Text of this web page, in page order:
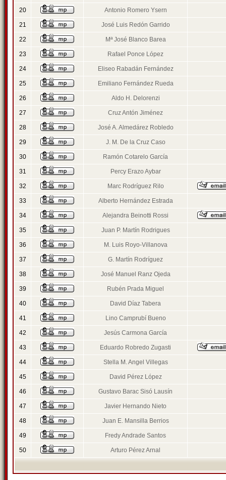
20 Antonio Romero Ysern
21 José Luis Redón Garrido
22 Mª José Blanco Barea
23 Rafael Ponce López
24 Eliseo Rabadán Fernández
25 Emiliano Fernández Rueda
26 Aldo H. Delorenzi
27 Cruz Antón Jiménez
28 José A. Almedárez Robledo
29 J. M. De la Cruz Caso
30 Ramón Cotarelo García
31 Percy Erazo Aybar
32 Marc Rodríguez Rilo
33 Alberto Hernández Estrada
34 Alejandra Beinotti Rossi
35 Juan P. Martín Rodrigues
36 M. Luis Royo-Villanova
37 G. Martín Rodríguez
38 José Manuel Ranz Ojeda
39 Rubén Prada Miguel
40 David Díaz Tabera
41 Lino Camprubí Bueno
42 Jesús Carmona García
43 Eduardo Robredo Zugasti
44 Stella M. Angel Villegas
45 David Pérez López
46 Gustavo Barac Sisó Lausín
47 Javier Hernando Nieto
48 Juan E. Mansilla Berrios
49 Fredy Andrade Santos
50 Arturo Pérez Arnal